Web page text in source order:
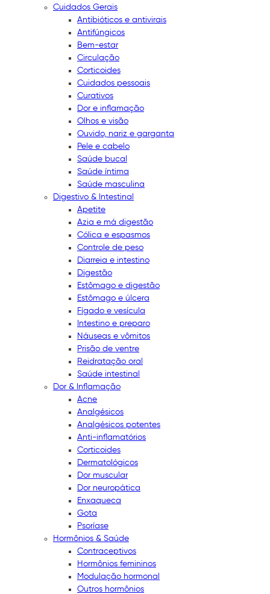
Cuidados Gerais
Antibióticos e antivirais
Antifúngicos
Bem-estar
Circulação
Corticoides
Cuidados pessoais
Curativos
Dor e inflamação
Olhos e visão
Ouvido, nariz e garganta
Pele e cabelo
Saúde bucal
Saúde íntima
Saúde masculina
Digestivo & Intestinal
Apetite
Azia e má digestão
Cólica e espasmos
Controle de peso
Diarreia e intestino
Digestão
Estômago e digestão
Estômago e úlcera
Fígado e vesícula
Intestino e preparo
Náuseas e vômitos
Prisão de ventre
Reidratação oral
Saúde intestinal
Dor & Inflamação
Acne
Analgésicos
Analgésicos potentes
Anti-inflamatórios
Corticoides
Dermatológicos
Dor muscular
Dor neuropática
Enxaqueca
Gota
Psoríase
Hormônios & Saúde
Contraceptivos
Hormônios femininos
Modulação hormonal
Outros hormônios